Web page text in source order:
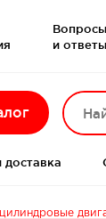
Вопросы
и ответы
доставка